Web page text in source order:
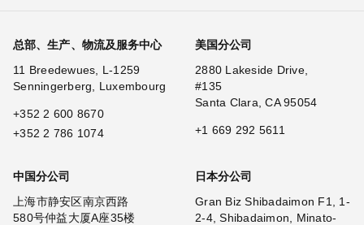
总部、生产、物流及服务中心
11 Breedewues, L-1259
Senningerberg, Luxembourg
+352 2 600 8670
+352 2 786 1074
美国分公司
2880 Lakeside Drive,
#135
Santa Clara, CA 95054
+1 669 292 5611
中国分公司
上海市静安区南京西路
580号仲益大厦A座35楼
日本分公司
Gran Biz Shibadaimon F1, 1-
2-4, Shibadaimon, Minato-